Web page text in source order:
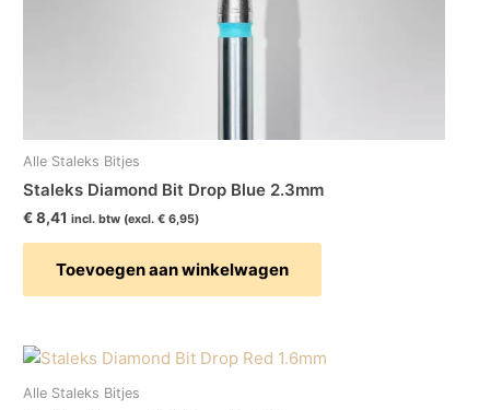
Alle Staleks Bitjes
Staleks Diamond Bit Drop Blue 2.3mm
€8,41 incl. btw (excl. €6,95)
Toevoegen aan winkelwagen
Alle Staleks Bitjes